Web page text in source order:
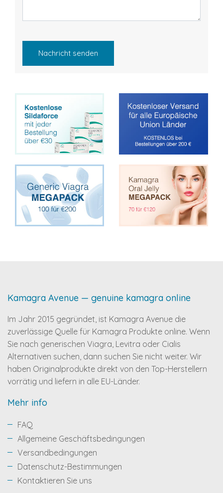
Nachricht senden
Kamagra Avenue — genuine kamagra online
Im Jahr 2015 gegründet, ist Kamagra Avenue die
zuverlässige Quelle für Kamagra Produkte online. Wenn
Sie nach generischen Viagra, Levitra oder Cialis
Alternativen suchen, dann suchen Sie nicht weiter. Wir
haben Originalprodukte direkt von den Top-Herstellern
vorrätig und liefern in alle EU-Länder.
Mehr info
FAQ
Allgemeine Geschäftsbedingungen
Versandbedingungen
Datenschutz-Bestimmungen
Kontaktieren Sie uns